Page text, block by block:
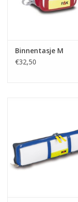
Binnentasje M
€32,50